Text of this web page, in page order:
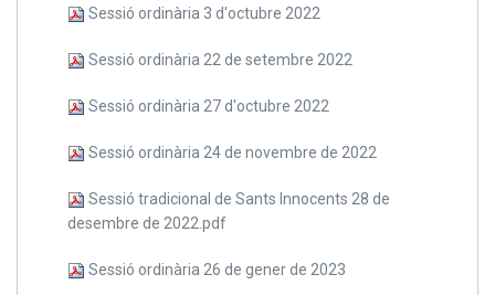
Sessió ordinària 3 d'octubre 2022
Sessió ordinària 22 de setembre 2022
Sessió ordinària 27 d'octubre 2022
Sessió ordinària 24 de novembre de 2022
Sessió tradicional de Sants Innocents 28 de
desembre de 2022.pdf
Sessió ordinària 26 de gener de 2023